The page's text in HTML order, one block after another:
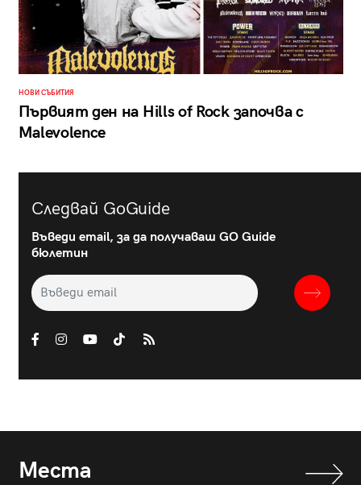
НОВИ СЪБИТИЯ
Първият ден на Hills of Rock започва с
Malevolence
Следвай GoGuide
Въведи email, за да получаваш GO Guide
бюлетин
Места